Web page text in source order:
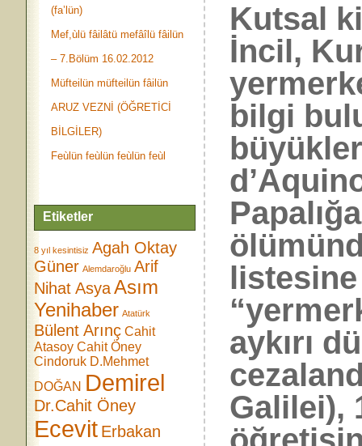
(fa’lün)
Mef,ùlü fâilâtü mefâîlü fâilün
– 7.Bölüm 16.02.2012
Müfteilün müfteilün fâilün
ARUZ VEZNİ (ÖĞRETİCİ
BİLGİLER)
Feùlün feùlün feùlün feùl
Etiketler
8 yıl kesintisiz Agah Oktay
Güner Alemdaroğlu Arif
Nihat AsyaAsım
Yenihaber Atatürk
Bülent Arınç Cahit
Atasoy Cahit Öney
Cindoruk D.Mehmet
DOĞAN Demirel
Dr.Cahit Öney
Ecevit Erbakan
Kutsal
İncil,
bilgi
listesine
aykırı
Galilei),